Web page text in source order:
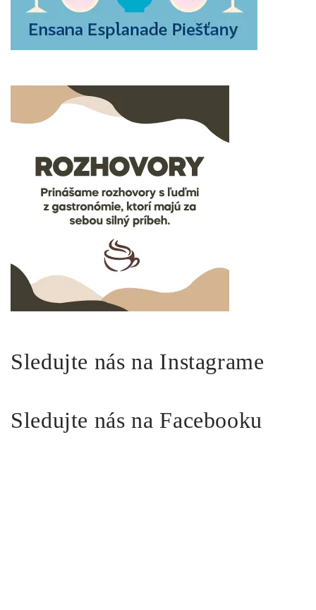
Sledujte nás na Instagrame
Sledujte nás na Facebooku